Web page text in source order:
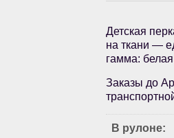
Детская
на ткани —
гамма:
Заказы до
В рулоне: